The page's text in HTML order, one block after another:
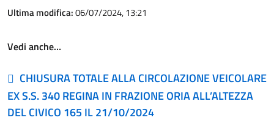
Ultima modifica:06/07/2024, 13:21
Vedi anche…
CHIUSURA TOTALE ALLA CIRCOLAZIONE VEICOLARE
EX S.S. 340 REGINA IN FRAZIONE ORIA ALL’ALTEZZA
DEL CIVICO 165 IL 21/10/2024